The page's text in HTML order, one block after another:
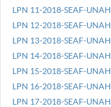
LPN 11-2018-SEAF-UNAH
LPN 12-2018-SEAF-UNAH
LPN 13-2018-SEAF-UNAH
LPN 14-2018-SEAF-UNAH
LPN 15-2018-SEAF-UNAH
LPN 16-2018-SEAF-UNAH
LPN 17-2018-SEAF-UNAH